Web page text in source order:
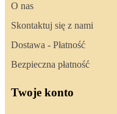
O nas
Skontaktuj się z nami
Dostawa - Płatność
Bezpieczna płatność
Twoje konto